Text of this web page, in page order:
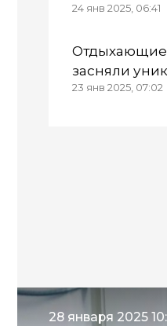
действуют
24 янв 2025, 06:41
засняли
планет в
23 янв 2025, 07:02
28 января 2025